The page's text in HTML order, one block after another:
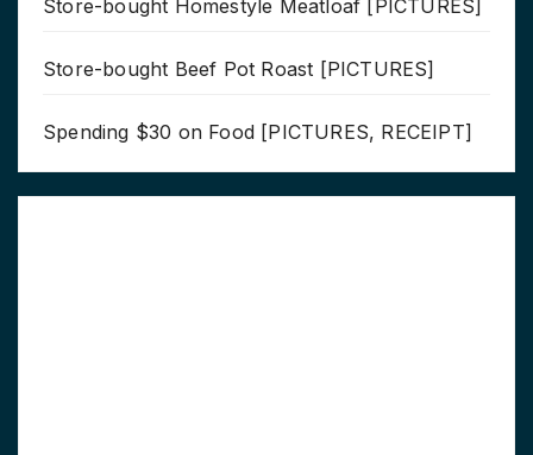
Store-bought Homestyle Meatloaf [PICTURES]
Store-bought Beef Pot Roast [PICTURES]
Spending $30 on Food [PICTURES, RECEIPT]